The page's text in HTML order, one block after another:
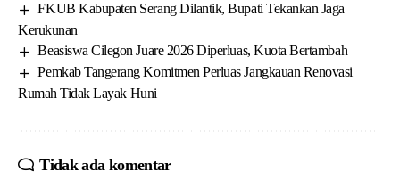
FKUB Kabupaten Serang Dilantik, Bupati Tekankan Jaga
Kerukunan
Beasiswa Cilegon Juare 2026 Diperluas, Kuota Bertambah
Pemkab Tangerang Komitmen Perluas Jangkauan Renovasi
Rumah Tidak Layak Huni
Tidak ada komentar